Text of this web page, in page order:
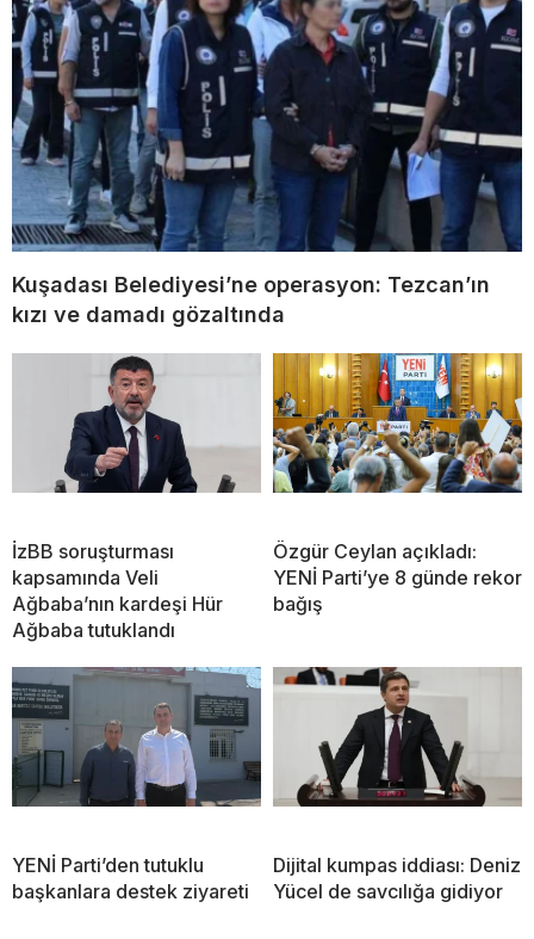
Kuşadası Belediyesi’ne operasyon: Tezcan’ın
kızı ve damadı gözaltında
İzBB soruşturması
kapsamında Veli
Ağbaba’nın kardeşi Hür
Ağbaba tutuklandı
Özgür Ceylan açıkladı:
YENİ Parti’ye 8 günde rekor
bağış
YENİ Parti’den tutuklu
başkanlara destek ziyareti
Dijital kumpas iddiası: Deniz
Yücel de savcılığa gidiyor